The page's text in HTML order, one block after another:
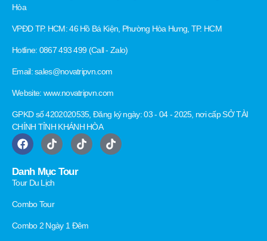
Hòa
VPĐD TP. HCM: 46 Hồ Bá Kiện, Phường Hòa Hưng, TP. HCM
Hotline: 0867 493 499 (Call - Zalo)
Email: sales@novatripvn.com
Website: www.novatripvn.com
GPKD số 4202020535, Đăng ký ngày: 03 - 04 - 2025, nơi cấp SỞ TÀI
CHÍNH TỈNH KHÁNH HÒA
Danh Mục Tour
Tour Du Lịch
Combo Tour
Combo 2 Ngày 1 Đêm